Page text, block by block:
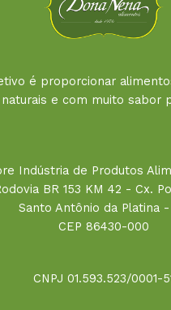
é proporcionar
naturais e com muito sabor
Indústria de Produtos
BR 153 KM 42 - Cx.
Santo Antônio da Platina -
CEP 86430-000
CNPJ 01.593.523/0001-